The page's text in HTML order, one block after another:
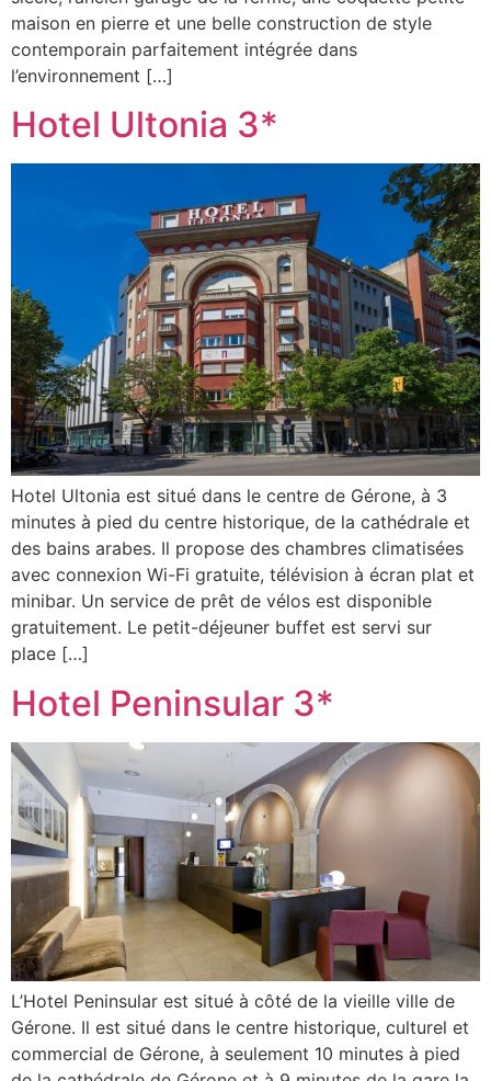
maison en pierre et une belle construction de style
contemporain parfaitement intégrée dans
l’environnement […]
Hotel Ultonia 3*
Hotel Ultonia est situé dans le centre de Gérone, à 3
minutes à pied du centre historique, de la cathédrale et
des bains arabes. Il propose des chambres climatisées
avec connexion Wi-Fi gratuite, télévision à écran plat et
minibar. Un service de prêt de vélos est disponible
gratuitement. Le petit-déjeuner buffet est servi sur
place […]
Hotel Peninsular 3*
L’Hotel Peninsular est situé à côté de la vieille ville de
Gérone. Il est situé dans le centre historique, culturel et
commercial de Gérone, à seulement 10 minutes à pied